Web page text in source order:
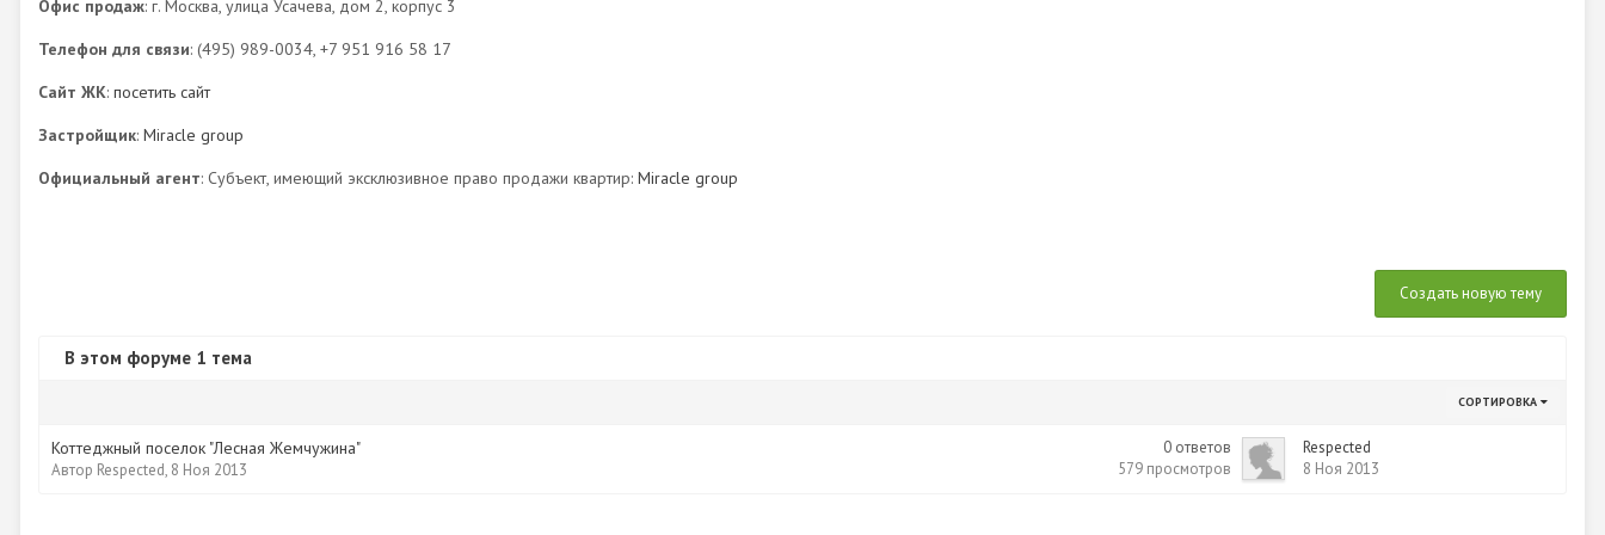
Офис продаж: г. Москва, улица Усачева, дом 2, корпус 3
Телефон для связи: (495) 989-0034, +7 951 916 58 17
Сайт ЖК: посетить сайт
Застройщик: Miracle group
Официальный агент: Субъект, имеющий эксклюзивное право продажи квартир: Miracle group
Создать новую тему
В этом форуме 1 тема
СОРТИРОВКА
Коттеджный поселок "Лесная Жемчужина"
Автор Respected, 8 Ноя 2013
0 ответов
579 просмотров
Respected
8 Ноя 2013